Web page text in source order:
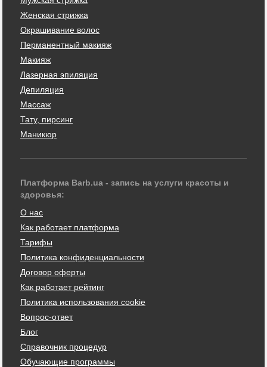
Женская стрижка
Окрашивание волос
Перманентный макияж
Макияж
Лазерная эпиляция
Депиляция
Массаж
Тату, пирсинг
Маникюр
Платформа Barb.ua - запись на услуги красоты и
здоровья:
О нас
Как работает платформа
Тарифы
Политика конфиденциальности
Договор оферты
Как работает рейтинг
Политика использования cookie
Вопрос-ответ
Блог
Справочник процедур
Обучающие программы